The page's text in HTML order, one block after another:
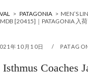
> PATAGONIA > MEN’S
[20415]｜PATAGONIA 入荷
年10月10日
Coaches